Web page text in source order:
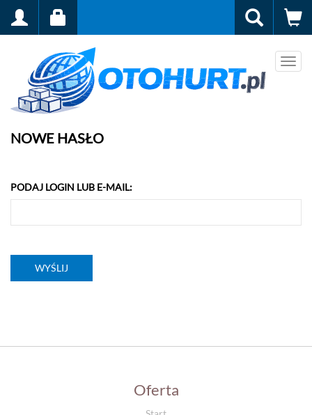
Menu
NOWE HASŁO
PODAJ LOGIN LUB E-MAIL:
Oferta